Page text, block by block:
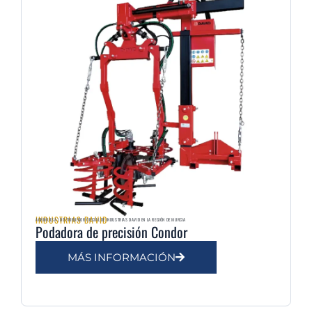
INDUSTRIAS DAVID
AGRIMULSA | DISTRIBUIDOR OFICIAL DE INDUSTRIAS DAVID EN LA REGIÓN DE MURCIA
Podadora de precisión Condor
MÁS INFORMACIÓN